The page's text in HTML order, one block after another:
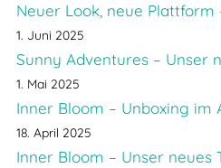
Neuer Look, neue
1. Juni 2025
Sunny Adventures – Unser
1. Mai 2025
Inner Bloom – Unboxing im
18. April 2025
Inner Bloom – Unser neues